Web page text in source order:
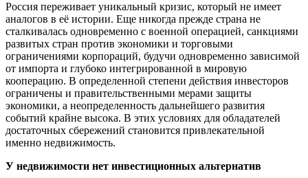
Россия переживает уникальный кризис, который не имеет
аналогов в её истории. Еще никогда прежде страна не
сталкивалась одновременно с военной операцией, санкциями
развитых стран против экономики и торговыми
ограничениями корпораций, будучи одновременно зависимой
от импорта и глубоко интегрированной в мировую
кооперацию. В определенной степени действия инвесторов
ограничены и правительственными мерами защиты
экономики, а неопределенность дальнейшего развития
событий крайне высока. В этих условиях для обладателей
достаточных сбережений становится привлекательной
именно недвижимость.
У недвижимости нет инвестиционных альтернатив